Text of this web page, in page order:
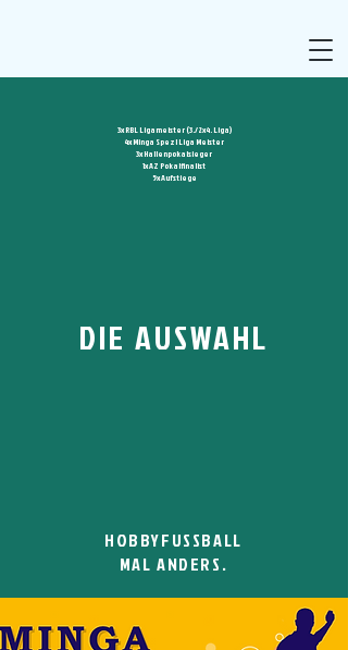
3x RBL Ligameister (3./2x4. Liga)
4x Minga Spezl Liga Meister
3x Hallenpokalsieger
1x AZ Pokalfinalist
5x Aufstiege
DIE AUSWAHL
HOBBYFUSSBALL
MAL ANDERS.